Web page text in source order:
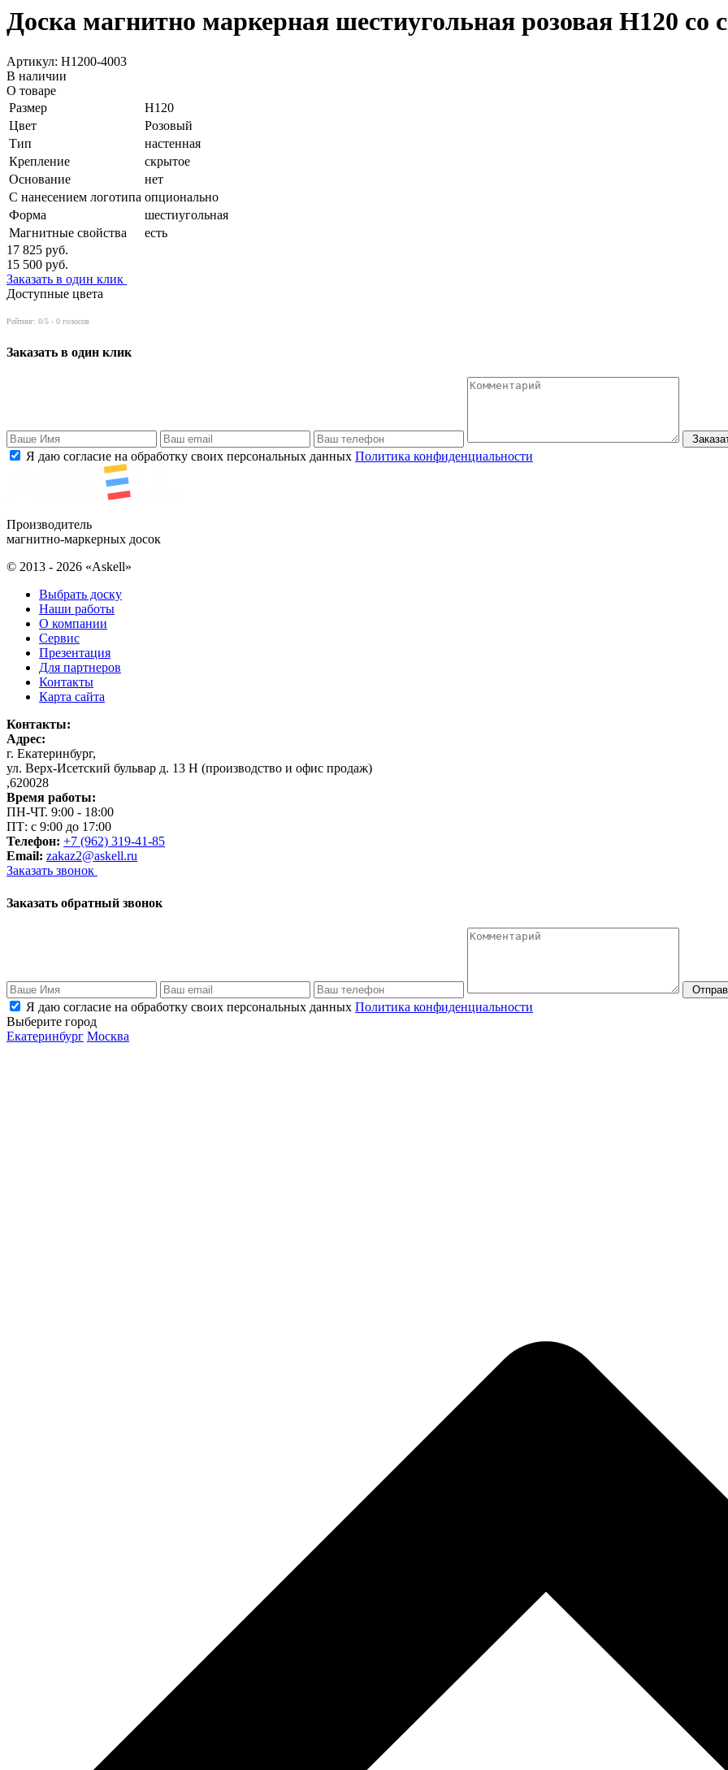
Доска магнитно маркерная шестиугольная розовая Н120
Артикул: H1200-4003
В наличии
О товаре
Размер
Н120
Цвет
Розовый
Тип
настенная
Крепление
скрытое
Основание
нет
С нанесением логотипа опционально
Форма
шестиугольная
Магнитные свойства
есть
17 825 руб.
15 500 руб.
Заказать в один клик
Доступные цвета
Рейтинг: 0/5 - 0 голосов
Заказать в один клик
Я даю согласие на обработку своих персональных данных Политика конфиденциальности
Производитель
магнитно-маркерных досок
© 2013 - 2026 «Askell»
Выбрать доску
Наши работы
О компании
Сервис
Презентация
Для партнеров
Контакты
Карта сайта
Контакты:
Адрес:
г. Екатеринбург,
ул. Верх-Исетский бульвар д. 13 Н (производство и офис продаж)
,620028
Время работы:
ПН-ЧТ. 9:00 - 18:00
ПТ: с 9:00 до 17:00
Телефон: +7 (962) 319-41-85
Email: zakaz2@askell.ru
Заказать звонок
Заказать обратный звонок
Я даю согласие на обработку своих персональных данных Политика конфиденциальности
Выберите город
Екатеринбург Москва